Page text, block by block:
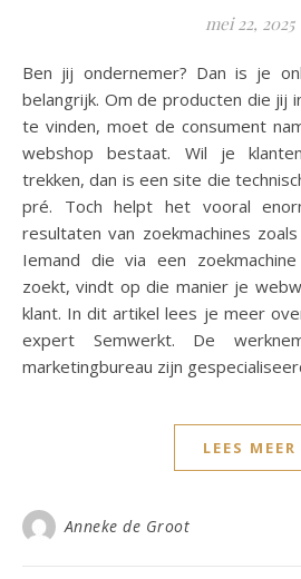
mei 22, 2025
Ben jij ondernemer? Dan is je online vindbaarheid zeer
belangrijk. Om de producten die jij
te vinden, moet de consument
webshop bestaat. Wil je
trekken, dan is een site die
pré. Toch helpt het vooral
resultaten van zoekmachines
Iemand die via een
zoekt, vindt op die manier je
klant. In dit artikel lees je meer
expert Semwerkt. De
marketingbureau zijn
LEES MEER
Anneke de Groot